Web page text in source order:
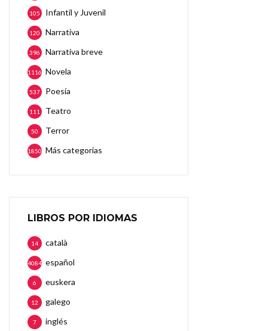
Infantil y Juvenil
105
Narrativa
120
Narrativa breve
396
Novela
1116
Poesía
537
Teatro
111
Terror
50
Más categorias
1850
LIBROS POR IDIOMAS
català
14
español
4084
euskera
6
galego
12
inglés
7